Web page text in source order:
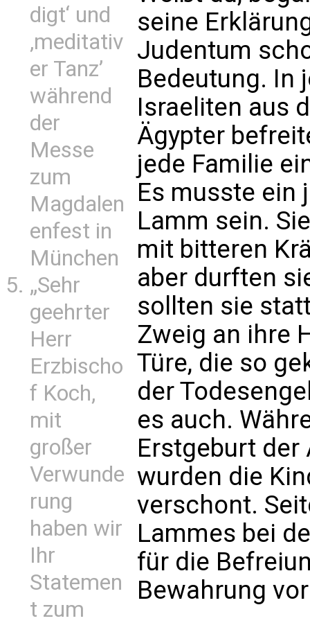
digt‘ und
‚meditativ
er Tanz’
während
der
Messe
zum
Magdalen
enfest in
München
„Sehr
geehrter
Herr
Erzbischo
f Koch,
mit
großer
Verwunde
rung
haben wir
Ihr
Statemen
t zum
seine
Judentum
Bedeutung. In
Israeliten aus
Ägypter
jede Familie
Es musste ein
Lamm sein.
mit bitteren
aber durften
sollten sie
Zweig an ihre
Türe, die so
der
es auch.
Erstgeburt der
wurden die
verschont.
Lammes bei
für die
Bewahrung vor